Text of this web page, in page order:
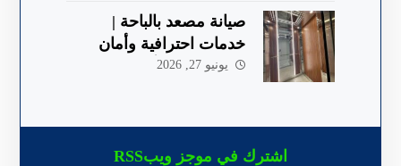
صيانة مصعد بالباحة |
خدمات احترافية وأمان
معتمد 2026 | ألكو
يونيو 27, 2026
اشترك في موجز ويبRSS